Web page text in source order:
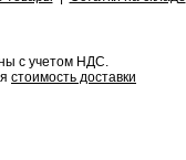
с учетом НДС.
стоимость доставки